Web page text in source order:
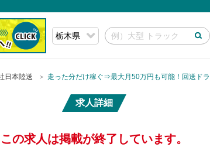
日本陸送 走った分だけ稼ぐ⇒最大月50万円も可能！回送ド
求人詳細
この求人は掲載が終了しています。